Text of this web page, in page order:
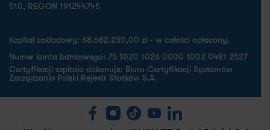
510, REGON 191244745
Kapitał zakładowy: 68.582.230,00 zł - w całości opłacony.
Numer konta bankowego: 75 1020 1026 0000 1002 0481 2527
Certyfikacji szpitala dokonuje: Biuro Certyfikacji Systemów
Zarządzania Polski Rejestr Statków S.A.